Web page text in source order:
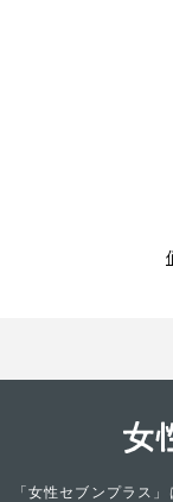
「女性セブンプラス